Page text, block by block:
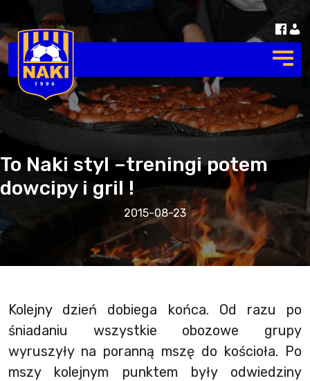
To Naki styl –treningi potem
dowcipy i gril !
2015-08-23
Kolejny dzień dobiega końca. Od razu po
śniadaniu wszystkie obozowe grupy
wyruszyły na poranną mszę do kościoła. Po
mszy kolejnym punktem były odwiedziny